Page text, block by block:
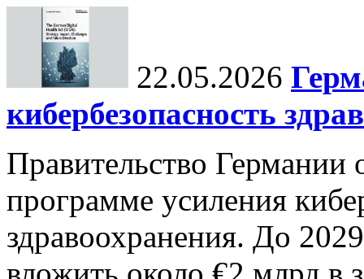
22.05.2026
кибербезопасность
Правительство
программе усиления
здравоохранения. До